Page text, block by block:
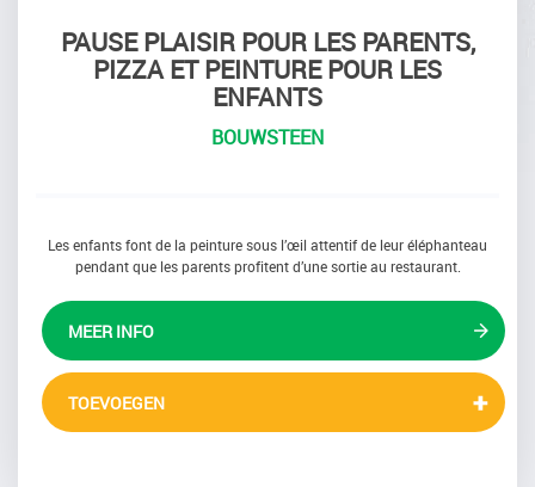
PAUSE PLAISIR POUR LES PARENTS,
PIZZA ET PEINTURE POUR LES
ENFANTS
BOUWSTEEN
Les enfants font de la peinture sous l’œil attentif de leur éléphanteau
pendant que les parents profitent d’une sortie au restaurant.
MEER INFO
TOEVOEGEN